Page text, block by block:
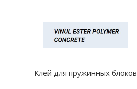
Клей для пружинных блоков